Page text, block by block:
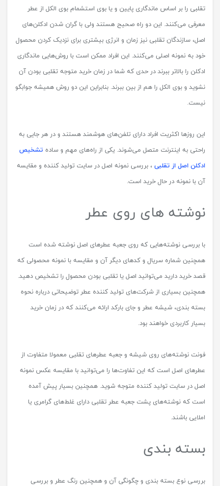
تقلبی را بر اساس ماندگاری پایین و یا بوی استشمام بوی الکل از عطر
معرفی می‌کنند. این دو راه صحیح هستند ولی با گران شدن ادکلن‌های
اصل، سازندگان تقلبی نیز زمان و انرژی بیشتری برای نزدیک کردن محصول
خود به نمونه اصلی می‌کنند. این افراد ممکن است با روش‌هایی ماندگاری
ادکلن را بالاتر ببرند در حدی که شما در زمان خرید متوجه تقلبی بودن آن
نشوید و بوی الکل را هم از بین ببرند. بنابراین این دو روش همیشه جوابگو
نیست.
این روزها اکثریت افراد دارای تلفن‌های هوشمند هستند و در هر جایی به
راحتی به اینترنت متصل می‌شوند. یکی از راه‌های مهم و ساده تشخیص
ادکلن اصل از تقلبی ، بررسی نمونه اصل در سایت تولید کننده و مقایسه
آن با نمونه در حال خرید است.
نوشته های روی عطر
با بررسی نوشته‌هایی که روی جعبه عطرهای اصل نوشته شده است
همچنین شماره سریال و کدهای دیگر آن و مقایسه با نمونه محصولی که
قصد خرید دارید می‌توانید اصل یا تقلبی بودن محصول را تشخیص دهید.
همچنین بسیاری از شرکت‌های تولید کننده عطر توضیحاتی درباره نحوه
بسته بندی، شیشه عطر و جای بارکد ارائه می‌کنند که در زمان خرید
بسیار کاربردی خواهند بود.
فونت نوشته‌های روی شیشه و جعبه عطرهای تقلبی معمولا متفاوت از
عطرهای اصل است که این تفاوت‌ها را می‌توانید با مقایسه عکس نمونه
اصل در سایت تولید کننده متوجه شوید. همچنین بسیار پیش آمده
است که نوشته‌های پشت جعبه عطر تقلبی دارای غلط‌های گرامری یا
املایی باشند.
بسته بندی
بررسی نوع بسته بندی و چگونگی آن و همچنین رنگ عطر و بررسی